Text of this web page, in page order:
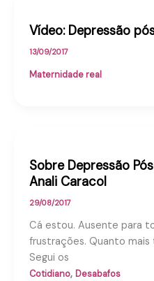
Vídeo: Depressão
13/09/2017
Maternidade real
Sobre Depressão
Anali Caracol
29/08/2017
Cá estou. Ausente para
frustrações. Quanto
Segui os
Cotidiano, Desabafos